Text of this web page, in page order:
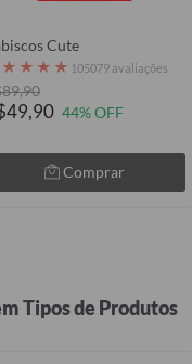
Cute
★ ★ ★ ★ 105079 avaliações
44% OFF
Comprar
Tipos de Produtos